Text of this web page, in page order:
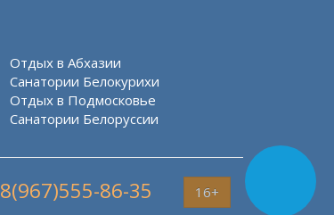
Отдых в Абхазии
Санатории Белокурихи
Отдых в Подмосковье
Санатории Белоруссии
8(967)555-86-35 16+